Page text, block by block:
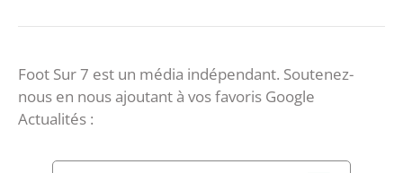
Foot Sur 7 est un média indépendant. Soutenez-
nous en nous ajoutant à vos favoris Google
Actualités :